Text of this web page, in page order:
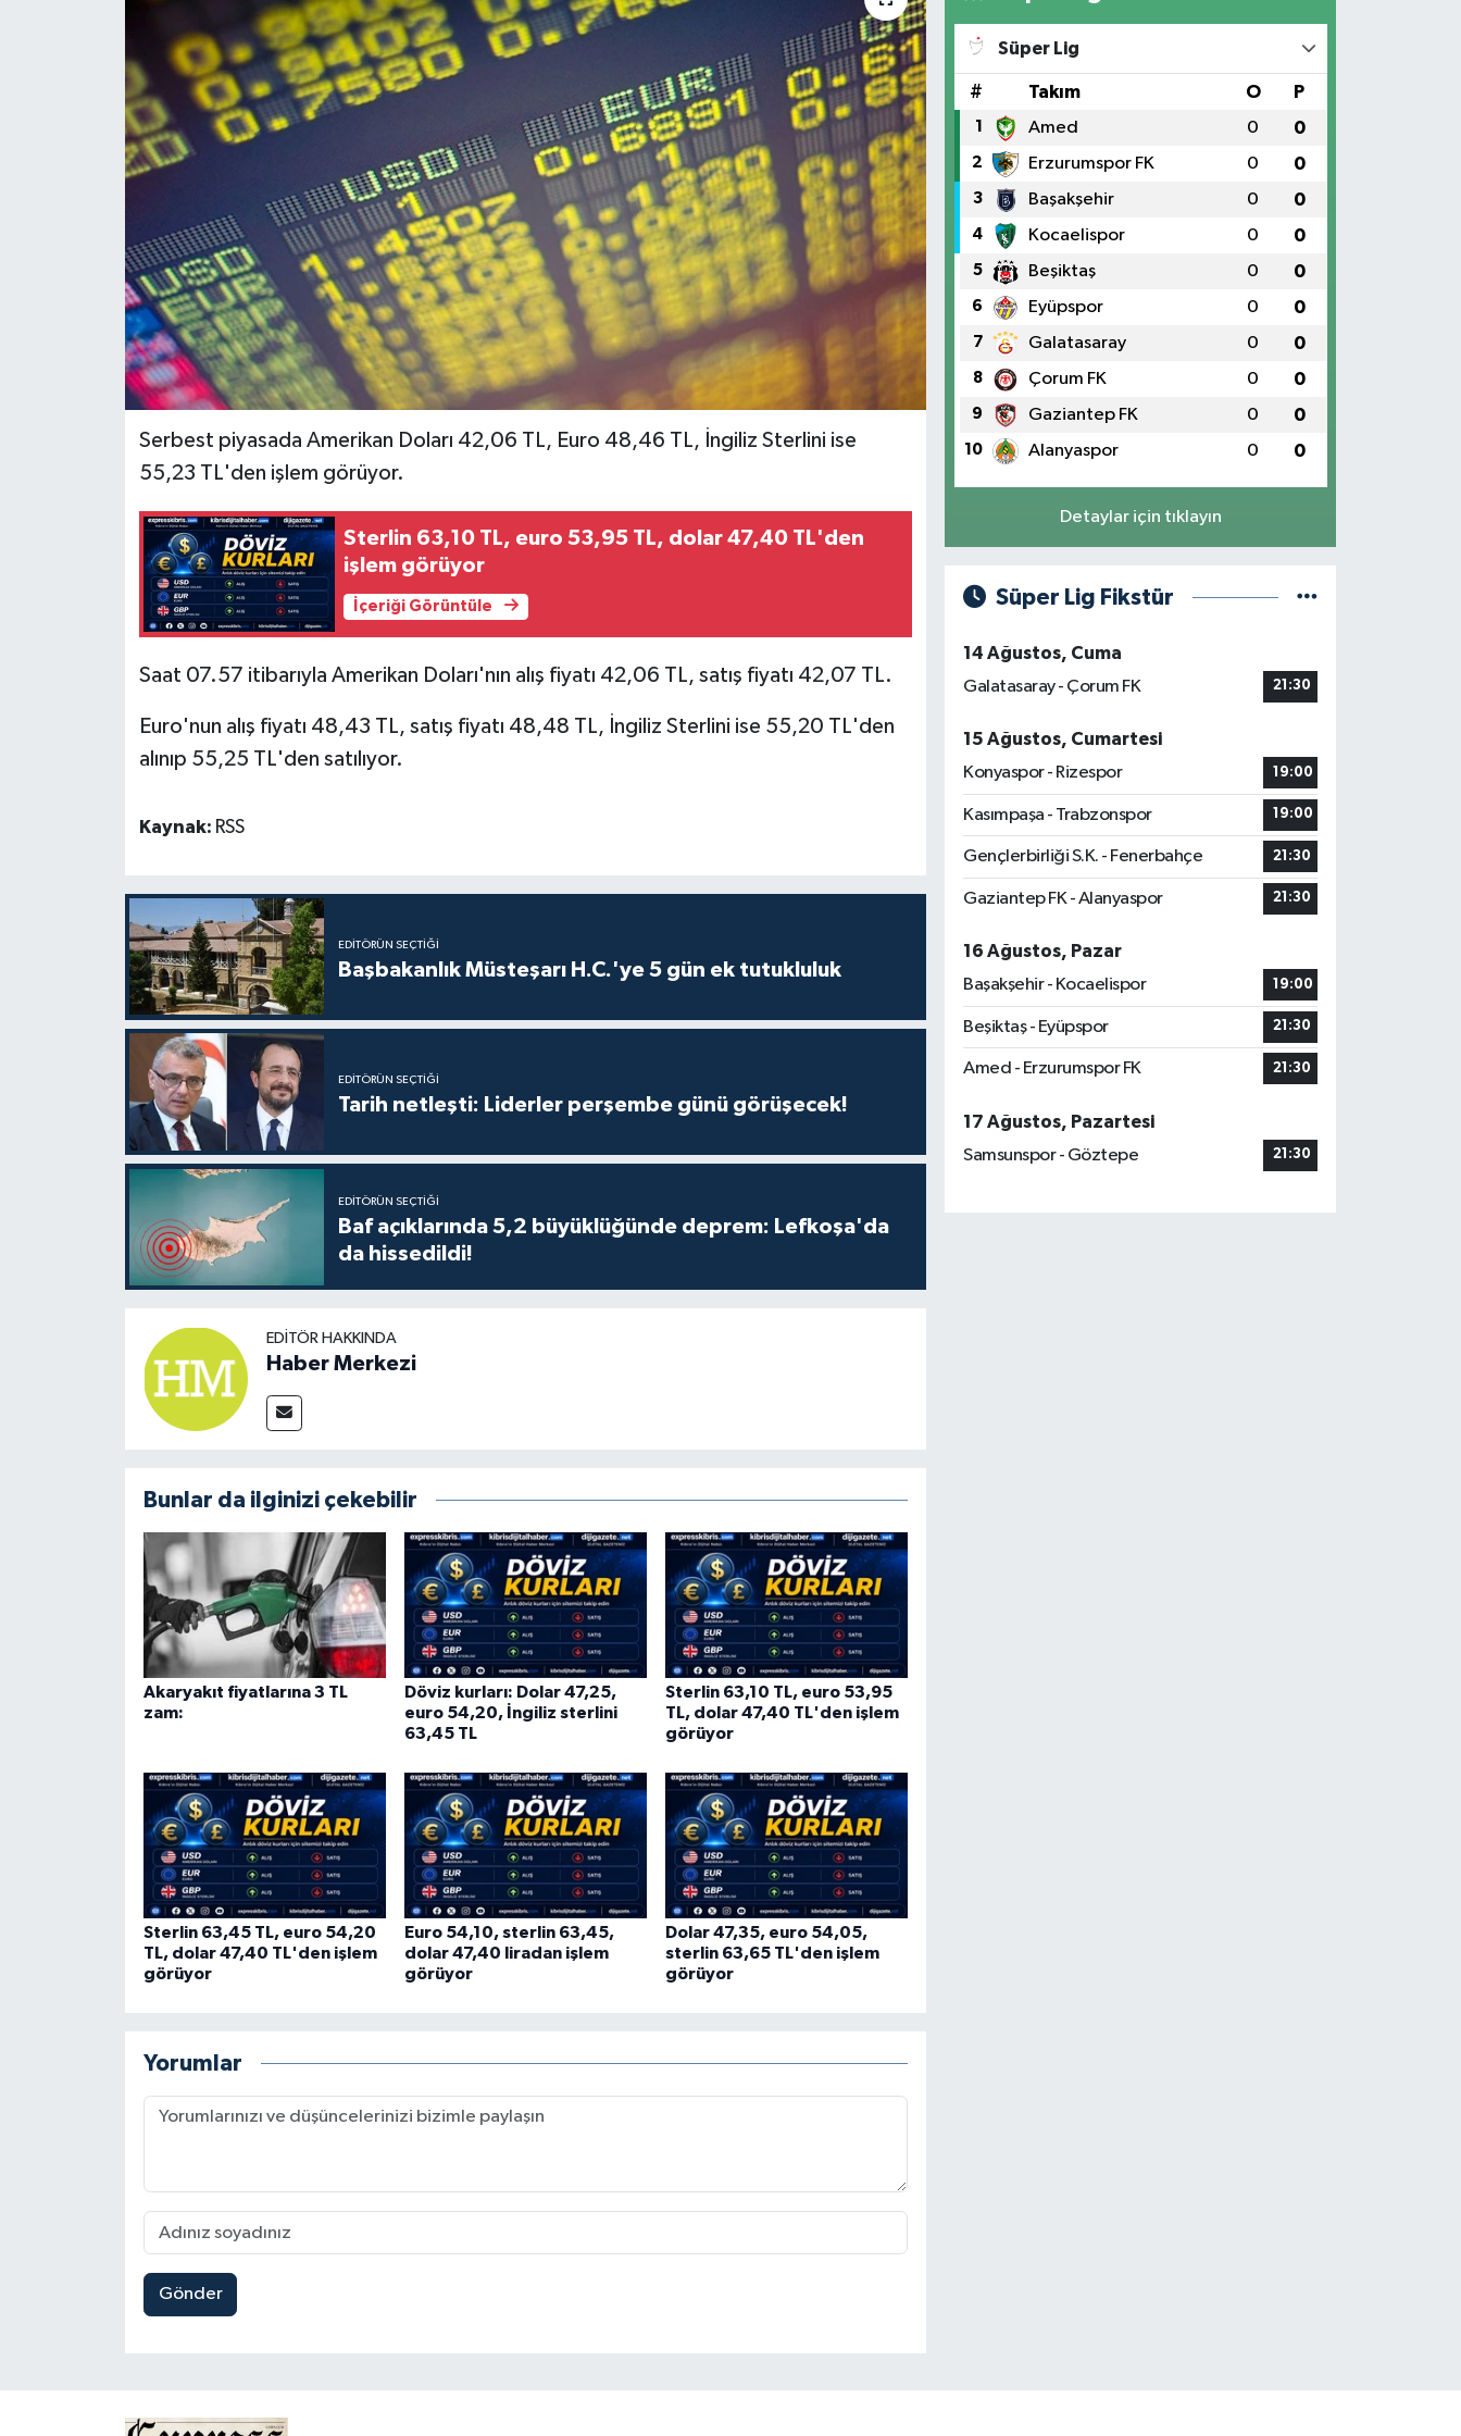
Serbest piyasada Amerikan Doları 42,06 TL, Euro 48,46 TL, İngiliz Sterlini ise
55,23 TL'den işlem görüyor.
Sterlin 63,10 TL, euro 53,95 TL, dolar 47,40 TL'den
işlem görüyor
İçeriği Görüntüle
Saat 07.57 itibarıyla Amerikan Doları'nın alış fiyatı 42,06 TL, satış fiyatı 42,07 TL.
Euro'nun alış fiyatı 48,43 TL, satış fiyatı 48,48 TL, İngiliz Sterlini ise 55,20 TL'den
alınıp 55,25 TL'den satılıyor.
Kaynak: RSS
EDITÖRÜN SEÇTIĞI
Başbakanlık Müsteşarı H.C.'ye 5 gün ek tutukluluk
EDITÖRÜN SEÇTIĞI
Tarih netleşti: Liderler perşembe günü görüşecek!
EDITÖRÜN SEÇTIĞI
Baf açıklarında 5,2 büyüklüğünde deprem: Lefkoşa'da
da hissedildi!
EDITÖR HAKKINDA
Haber Merkezi
Bunlar da ilginizi çekebilir
Akaryakıt fiyatlarına 3 TL
zam:
Döviz kurları: Dolar 47,25,
euro 54,20, İngiliz sterlini
63,45 TL
Sterlin 63,10 TL, euro 53,95
TL, dolar 47,40 TL'den işlem
görüyor
Sterlin 63,45 TL, euro 54,20
TL, dolar 47,40 TL'den işlem
görüyor
Euro 54,10, sterlin 63,45,
dolar 47,40 liradan işlem
görüyor
Dolar 47,35, euro 54,05,
sterlin 63,65 TL'den işlem
görüyor
Yorumlar
Gönder
Süper Lig
# Takım O P
1 Amed 0 0
2 Erzurumspor FK 0 0
3 Başakşehir 0 0
4 Kocaelispor 0 0
5 Beşiktaş 0 0
6 Eyüpspor 0 0
7 Galatasaray 0 0
8 Çorum FK 0 0
9 Gaziantep FK 0 0
10 Alanyaspor 0 0
Detaylar için tıklayın
Süper Lig Fikstür
14 Ağustos, Cuma
Galatasaray - Çorum FK
21:30
15 Ağustos, Cumartesi
Konyaspor - Rizespor
19:00
Kasımpaşa - Trabzonspor 19:00
Gençlerbirliği S.K. - Fenerbahçe 21:30
Gaziantep FK - Alanyaspor 21:30
16 Ağustos, Pazar
Başakşehir - Kocaelispor
19:00
Beşiktaş - Eyüpspor 21:30
Amed - Erzurumspor FK 21:30
17 Ağustos, Pazartesi
Samsunspor - Göztepe
21:30
GAZİMAĞUSA
GÜNEY KIBRIS
İÇ HABERLER
KÜLTÜR SANAT
LEFKOŞA
Nöbetçi Eczaneler
TEKNOLOJİ
TİCARET